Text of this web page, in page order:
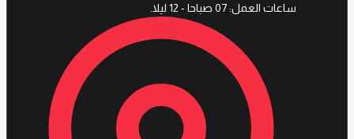
ساعات العمل: 07 صباحا - 12 ليلا.